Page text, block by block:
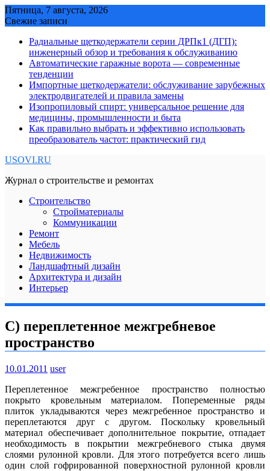
Skip
to
Пятница, 7 августа, 2026
Свежие записи
Радиальные щеткодержатели серии ДРПк1 (ДГП):
инженерный обзор и требования к обслуживанию
Автоматические гаражные ворота — современные
тенденции
Импортные щеткодержатели: обслуживание зарубежных
электродвигателей и правила замены
Изопропиловый спирт: универсальное решение для
медицины, промышленности и быта
Как правильно выбрать и эффективно использовать
преобразователь частот: практический гид
USOVI.RU
Журнал о строительстве и ремонтах
Строительство
Стройматериалы
Коммуникации
Ремонт
Мебель
Недвижимость
Ландшафтный дизайн
Архитектура и дизайн
Интерьер
С) переплетенное межгребневое
пространство
10.01.2011 user
Переплетенное межгребенное пространство полностью
покрыто кровельным материалом. Попеременные ряды
плиток укладываются через межгребенное пространство и
переплетаются друг с другом. Поскольку кровельный
материал обеспечивает дополнительное покрытие, отпадает
необходимость в покрытии межгребневого стыка двумя
слоями рулонной кровли. Для этого потребуется всего лишь
один слой гофрированной поверхностной рулонной кровли